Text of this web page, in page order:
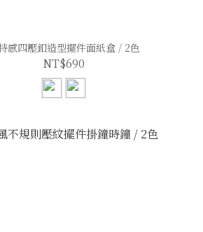
感四壓釦造型擺件面紙盒 / 2色
NT$690